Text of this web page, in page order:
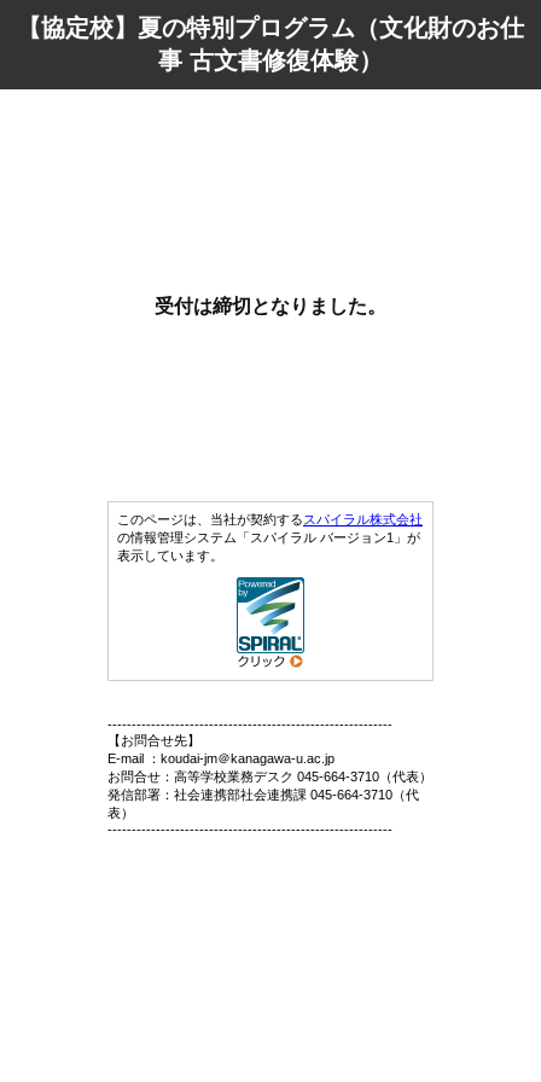
【協定校】夏の特別プログラム（文化財のお仕
事 古文書修復体験）
受付は締切となりました。
このページは、当社が契約するスパイラル株式会社
の情報管理システム「スパイラル バージョン1」が
表示しています。
-----------------------------------------------------------
【お問合せ先】
E-mail ：koudai-jm＠kanagawa-u.ac.jp
お問合せ：高等学校業務デスク 045-664-3710（代表）
発信部署：社会連携部社会連携課 045-664-3710（代
表）
-----------------------------------------------------------